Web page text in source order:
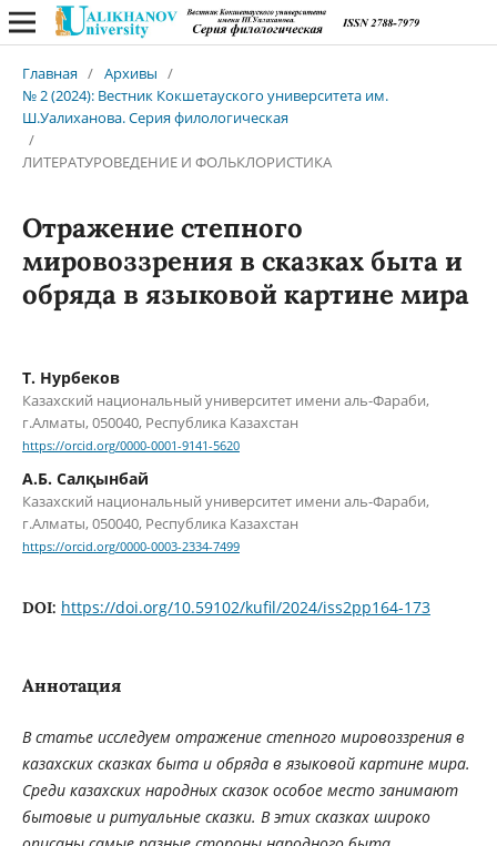
Главная / Архивы /
№ 2 (2024): Вестник Кокшетауского университета им.
Ш.Уалиханова. Серия филологическая
/
ЛИТЕРАТУРОВЕДЕНИЕ И ФОЛЬКЛОРИСТИКА
Отражение степного
мировоззрения в сказках быта и
обряда в языковой картине мира
Т. Нурбеков
Казахский национальный университет имени аль-Фараби,
г.Алматы, 050040, Республика Казахстан
https://orcid.org/0000-0001-9141-5620
А.Б. Салқынбай
Казахский национальный университет имени аль-Фараби,
г.Алматы, 050040, Республика Казахстан
https://orcid.org/0000-0003-2334-7499
DOI: https://doi.org/10.59102/kufil/2024/iss2pp164-173
Аннотация
В статье исследуем отражение степного мировоззрения в
казахских сказках быта и обряда в языковой картине мира.
Среди казахских народных сказок особое место занимают
бытовые и ритуальные сказки. В этих сказках широко